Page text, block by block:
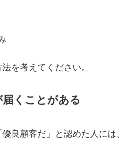
を考えてください。
くことがある
良顧客だ」と認めた人には